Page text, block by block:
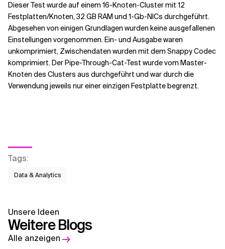
Dieser Test wurde auf einem 16-Knoten-Cluster mit 12
Festplatten/Knoten, 32 GB RAM und 1-Gb-NICs durchgeführt.
Abgesehen von einigen Grundlagen wurden keine ausgefallenen
Einstellungen vorgenommen. Ein- und Ausgabe waren
unkomprimiert, Zwischendaten wurden mit dem Snappy Codec
komprimiert. Der Pipe-Through-Cat-Test wurde vom Master-
Knoten des Clusters aus durchgeführt und war durch die
Verwendung jeweils nur einer einzigen Festplatte begrenzt.
Tags:
Data & Analytics
Unsere Ideen
Weitere Blogs
Alle anzeigen